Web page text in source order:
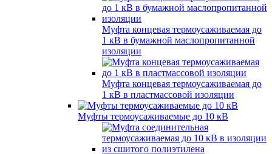
Муфта концевая термоусаживаемая до
1 кВ в бумажной маслопропитанной
изоляции
Муфта концевая термоусаживаемая до
1 кВ в пластмассовой изоляции
Муфты термоусаживаемые до 10 кВ